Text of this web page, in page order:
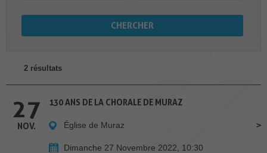
2 résultats
27
NOV.
130 ANS DE LA CHORALE DE MURAZ
Église de Muraz
Dimanche 27 Novembre 2022, 10:30